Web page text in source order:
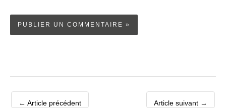
← Article précédent Article suivant →